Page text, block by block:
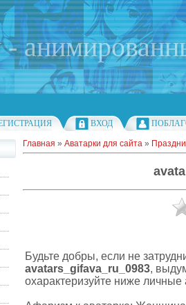
ВХОД
Главная » Аватарки для сайта »
Будьте добры, если не
avatars_gifava_ru_0983,
охарактеризуйте ниже